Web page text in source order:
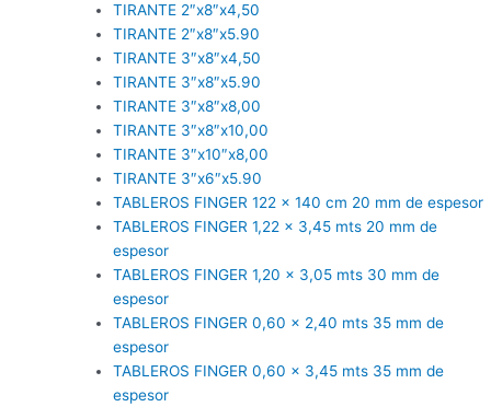
TIRANTE 2″x8″x4,50
TIRANTE 2″x8″x5.90
TIRANTE 3″x8″x4,50
TIRANTE 3″x8″x5.90
TIRANTE 3″x8″x8,00
TIRANTE 3″x8″x10,00
TIRANTE 3″x10″x8,00
TIRANTE 3″x6″x5.90
TABLEROS FINGER 122 x 140 cm 20 mm de espesor
TABLEROS FINGER 1,22 x 3,45 mts 20 mm de
espesor
TABLEROS FINGER 1,20 x 3,05 mts 30 mm de
espesor
TABLEROS FINGER 0,60 x 2,40 mts 35 mm de
espesor
TABLEROS FINGER 0,60 x 3,45 mts 35 mm de
espesor